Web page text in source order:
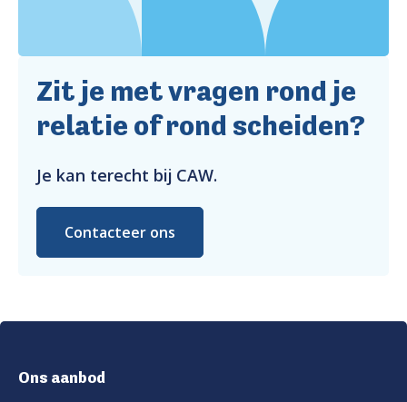
Zit je met vragen rond je
relatie of rond scheiden?
Je kan terecht bij CAW.
Contacteer ons
Ons aanbod